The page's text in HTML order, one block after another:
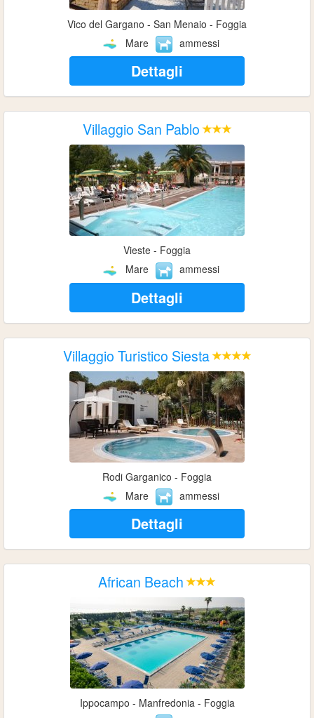
Vico del Gargano - San Menaio - Foggia
Mare
ammessi
Dettagli
Villaggio San Pablo
Vieste - Foggia
Mare
ammessi
Dettagli
Villaggio Turistico Siesta
Rodi Garganico - Foggia
Mare
ammessi
Dettagli
African Beach
Ippocampo - Manfredonia - Foggia